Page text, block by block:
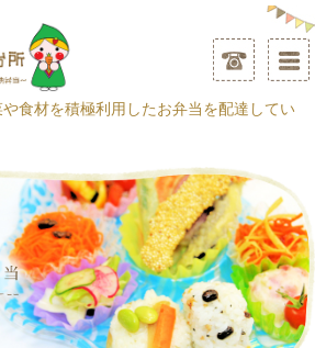
食材を積極利用したお弁当を配達してい